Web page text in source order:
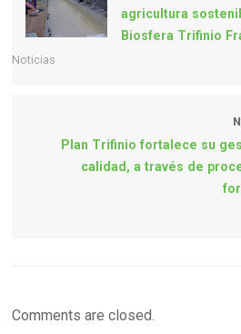
agricultura
Biosfera Trifinio
Noticias
Plan Trifinio fortalece su
calidad, a través de
Comments are closed.